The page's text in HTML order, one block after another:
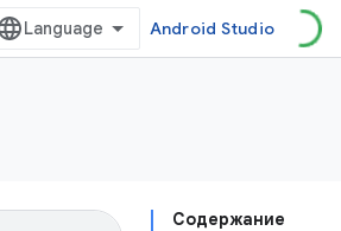
Android Studio
Содержание